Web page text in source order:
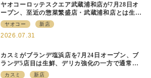
ヤオコーロッテスクエア武蔵浦和店が7月28日オ
ープン、至近の惣菜繁盛店・武蔵浦和店とは生鮮
強化、ですみ分け
ヤオコー 新店
2026.07.31
カスミがブランデ塩浜店を7月24日オープン、ブ
ランデ5店目は生鮮、デリカ強化の一方で通常店
の要素も取り入れ
カスミ 新店